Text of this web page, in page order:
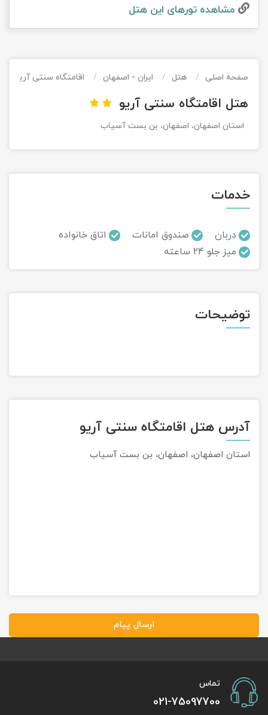
مشاهده تور‌های این هتل
صفحه اصلی هتل ایران - اصفهان اقامتگاه سنتی آریو
هتل اقامتگاه سنتی آریو
استان اصفهان، اصفهان، بن بست آسیاب
خدمات
دربان صندوق امانات
اتاق خانواده
میز جلو 24 ساعته
توضیحات
آدرس هتل اقامتگاه سنتی آریو
استان اصفهان، اصفهان، بن بست آسیاب
ارسال پیام
تماس
021-75097700
تور کویر کاراکال
تور کویر مصر
تور ماسوله
تور مرداب سراوان
تور گلستان
تور چابهار
تور کاشان
تور ترکمن صحرا
تور کیش از ساری
اقساطی
تور کیش از بندرعباس
اقساطی
تور قزاقستان اقساطی
تور زیارتی اقساطی